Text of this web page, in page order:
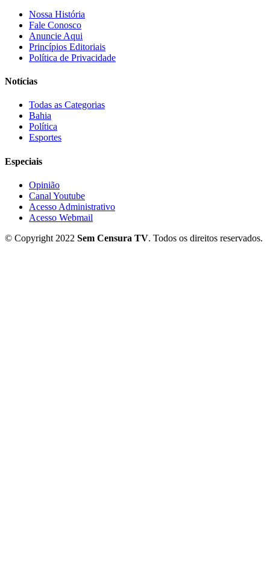
Nossa História
Fale Conosco
Anuncie Aqui
Princípios Editoriais
Política de Privacidade
Notícias
Todas as Categorias
Bahia
Política
Esportes
Especiais
Opinião
Canal Youtube
Acesso Administrativo
Acesso Webmail
© Copyright 2022 Sem Censura TV. Todos os direitos reservados.